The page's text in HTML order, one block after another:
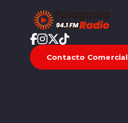
Contacto Comercial